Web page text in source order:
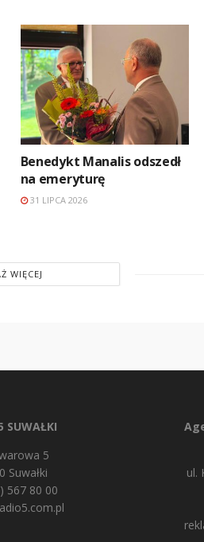
Benedykt Manalis odszedł
na emeryturę
31 LIPCA 2026
WIĘCEJ
SUWAŁKI
5
Suwałki
567 80 00
ul.